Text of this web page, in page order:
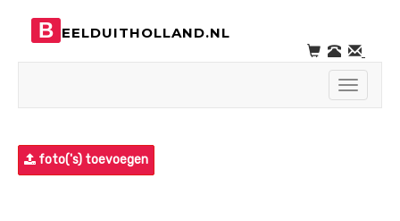
B EELDUITHOLLAND.NL
Toggle
foto('s) toevoegen